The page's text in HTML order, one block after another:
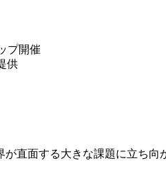
プ開催
供
直面する大きな課題に立ち